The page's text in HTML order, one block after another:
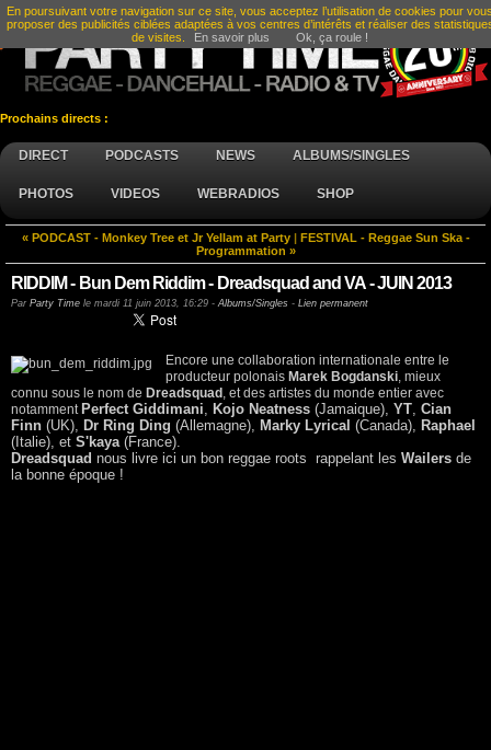
Prochains directs :
DIRECT PODCASTS NEWS ALBUMS/SINGLES
PHOTOS VIDEOS WEBRADIOS SHOP
« PODCAST - Monkey Tree et Jr Yellam at Party
FESTIVAL - Reggae Sun Ska -
Programmation »
RIDDIM - Bun Dem Riddim - Dreadsquad and VA - JUIN 2013
Par Party Time le mardi 11 juin 2013, 16:29 -Albums/Singles - Lien permanent
Encore une collaboration internationale entre le
producteur polonais Marek Bogdanski, mieux
connu sous le nom de Dreadsquad , et des artistes du monde entier avec
notamment Perfect Giddimani, Kojo Neatness (Jamaique), YT, Cian
Finn (UK), Dr Ring Ding (Allemagne), Marky Lyrical (Canada), Raphael
(Italie), et S'kaya(France).
Dreadsquad nous livre ici un bon reggae roots rappelant les Wailers de
la bonne époque !
En poursuivant votre navigation sur ce site, vous acceptez l’utilisation de cookies pour
proposer des publicités ciblées adaptées à vos centres d’intérêts et réaliser des
de visites.
En savoir plus Ok, ça roule !